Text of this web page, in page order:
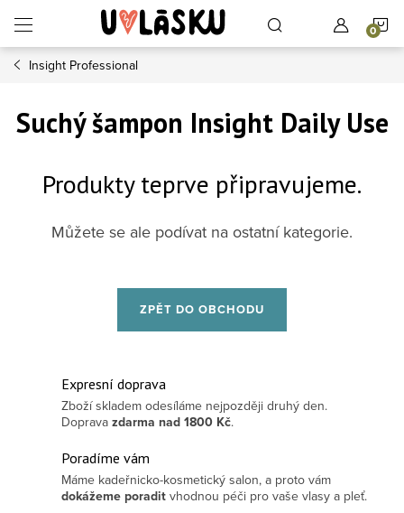
Insight Professional
Suchý šampon Insight Daily Use
Produkty teprve připravujeme.
Můžete se ale podívat na ostatní kategorie.
ZPĚT DO OBCHODU
Expresní doprava
Zboží skladem odesíláme nejpozději druhý den.
Doprava zdarma nad 1800 Kč.
Poradíme vám
Máme kadeřnicko-kosmetický salon, a proto vám
dokážeme poradit vhodnou péči pro vaše vlasy a pleť.